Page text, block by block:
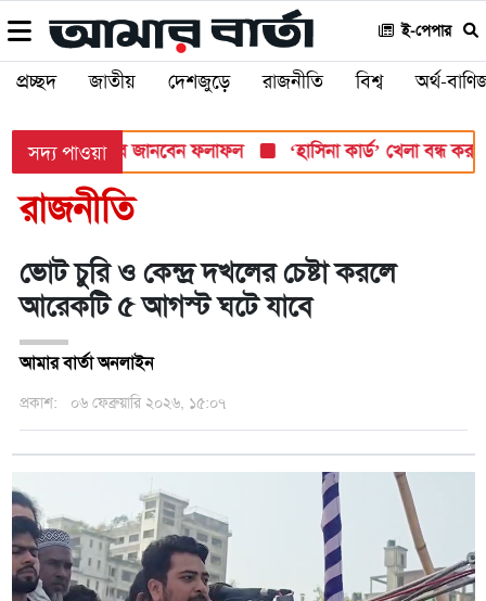
ই-পেপার
প্রচ্ছদ জাতীয় দেশজুড়ে রাজনীতি বিশ্ব অর্থ-
সদ্য পাওয়া
যেভাবে জানবেন ফলাফল ‘হাসিনা কার্ড’ খেলা বন্ধ করতে
রাজনীতি
ভোট চুরি ও কেন্দ্র দখলের চেষ্টা করলে
আরেকটি ৫ আগস্ট ঘটে যাবে
আমার বার্তা অনলাইন
প্রকাশ: ০৬ ফেব্রুয়ারি ২০২৬, ১৫:০৭